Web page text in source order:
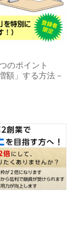
のポイント
額」する方法－